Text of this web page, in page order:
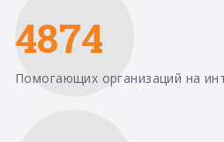
4874
Помогающих организаций на